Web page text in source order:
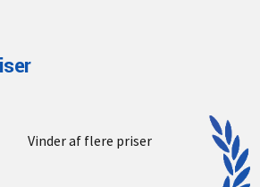
Vinder af flere priser